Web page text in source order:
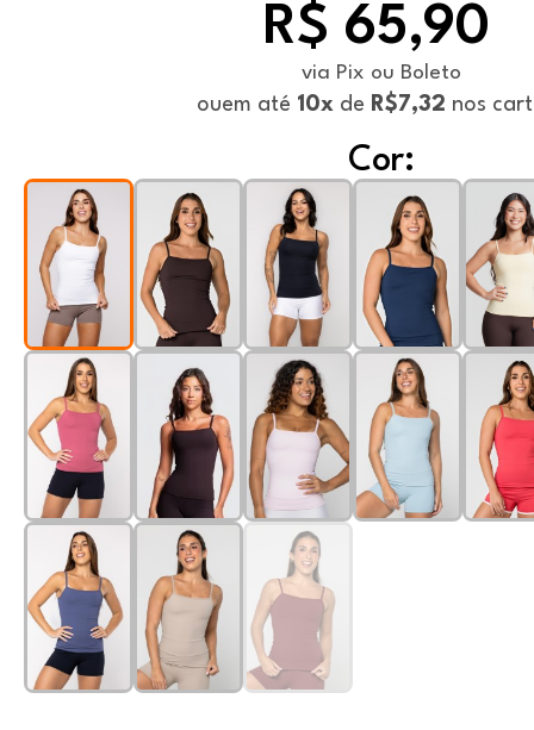
R$ 65,90
via Pix ou Boleto
ouem até 10xde R$7,32 nos
Cor: